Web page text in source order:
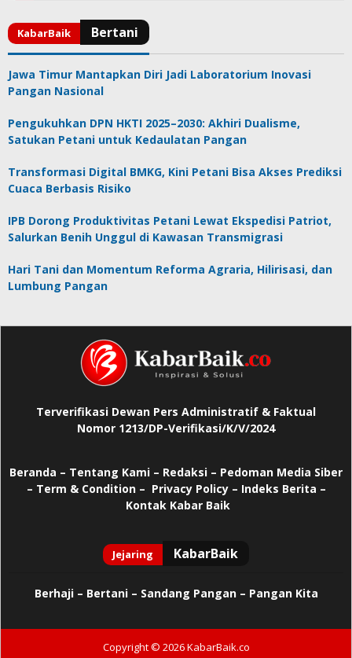
Jawa Timur Mantapkan Diri Jadi Laboratorium Inovasi
Pangan Nasional
Pengukuhkan DPN HKTI 2025–2030: Akhiri Dualisme,
Satukan Petani untuk Kedaulatan Pangan
Transformasi Digital BMKG, Kini Petani Bisa Akses Prediksi
Cuaca Berbasis Risiko
IPB Dorong Produktivitas Petani Lewat Ekspedisi Patriot,
Salurkan Benih Unggul di Kawasan Transmigrasi
Hari Tani dan Momentum Reforma Agraria, Hilirisasi, dan
Lumbung Pangan
Terverifikasi Dewan Pers Administratif & Faktual
Nomor 1213/DP-Verifikasi/K/V/2024
Beranda – Tentang Kami – Redaksi – Pedoman Media Siber
– Term & Condition – Privacy Policy– Indeks Berita –
Kontak Kabar Baik
Berhaji– Bertani – Sandang Pangan – Pangan Kita